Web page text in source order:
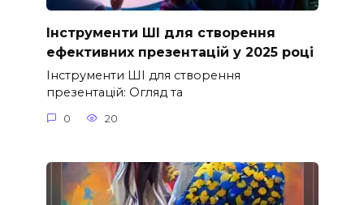
Інструменти ШІ для створення
ефективних презентацій у 2025 році
Інструменти ШІ для створення
презентацій: Огляд та
0 20